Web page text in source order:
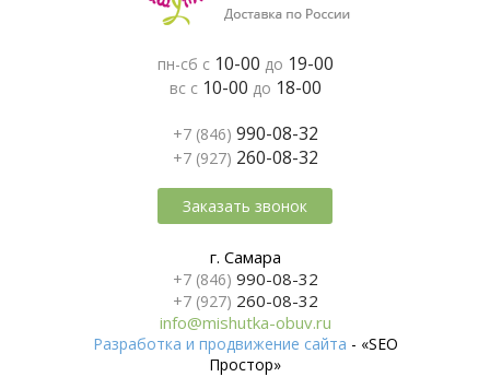
пн-сб с 10-00 до 19-00
вс с 10-00 до 18-00
+7 (846) 990-08-32
+7 (927) 260-08-32
Заказать звонок
г. Самара
+7 (846) 990-08-32
+7 (927) 260-08-32
info@mishutka-obuv.ru
Разработка и продвижение сайта - «SEO
Простор»